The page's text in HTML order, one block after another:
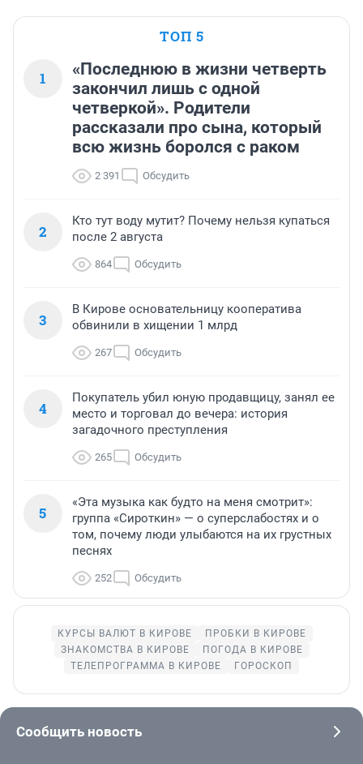
ТОП 5
1
«Последнюю в жизни четверть
закончил лишь с одной
четверкой». Родители
рассказали про сына, который
всю жизнь боролся с раком
2 391 Обсудить
2
Кто тут воду мутит? Почему нельзя купаться
после 2 августа
864 Обсудить
3
В Кирове основательницу кооператива
обвинили в хищении 1 млрд
267 Обсудить
4
Покупатель убил юную продавщицу, занял ее
место и торговал до вечера: история
загадочного преступления
265 Обсудить
5
«Эта музыка как будто на меня смотрит»:
группа «Сироткин» — о суперслабостях и о
том, почему люди улыбаются на их грустных
песнях
252 Обсудить
КУРСЫ ВАЛЮТ В КИРОВЕ
ПРОБКИ В КИРОВЕ
ЗНАКОМСТВА В КИРОВЕ
ПОГОДА В КИРОВЕ
ТЕЛЕПРОГРАММА В КИРОВЕ
ГОРОСКОП
Сообщить новость